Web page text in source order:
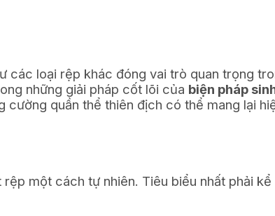
các loại rệp khác đóng vai trò quan trọng
những giải pháp cốt lõi của biện pháp
cường quần thể thiên địch có thể mang lại
một cách tự nhiên. Tiêu biểu nhất phải kể